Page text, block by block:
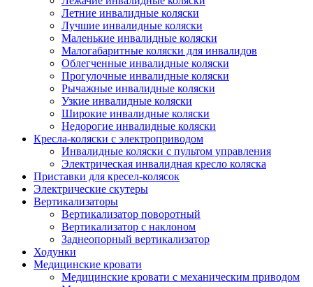
Летние инвалидные коляски
Лучшие инвалидные коляски
Маленькие инвалидные коляски
Малогабаритные коляски для инвалидов
Облегченные инвалидные коляски
Прогулочные инвалидные коляски
Рычажные инвалидные коляски
Узкие инвалидные коляски
Широкие инвалидные коляски
Недорогие инвалидные коляски
Кресла-коляски с электроприводом
Инвалидные коляски с пультом управления
Электрическая инвалидная кресло коляска
Приставки для кресел-колясок
Электрические скутеры
Вертикализаторы
Вертикализатор поворотный
Вертикализатор с наклоном
Заднеопорный вертикализатор
Ходунки
Медицинские кровати
Медицинские кровати с механическим приводом